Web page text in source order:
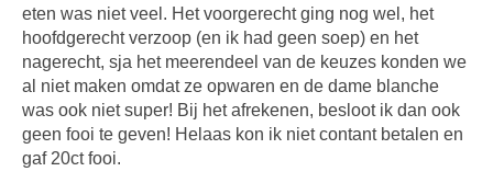
eten was niet veel. Het voorgerecht ging nog wel, het
hoofdgerecht verzoop (en ik had geen soep) en het
nagerecht, sja het meerendeel van de keuzes konden we
al niet maken omdat ze opwaren en de dame blanche
was ook niet super! Bij het afrekenen, besloot ik dan ook
geen fooi te geven! Helaas kon ik niet contant betalen en
gaf 20ct fooi.